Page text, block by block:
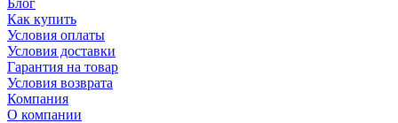
Блог
Как купить
Условия оплаты
Условия доставки
Гарантия на товар
Условия возврата
Компания
О компании